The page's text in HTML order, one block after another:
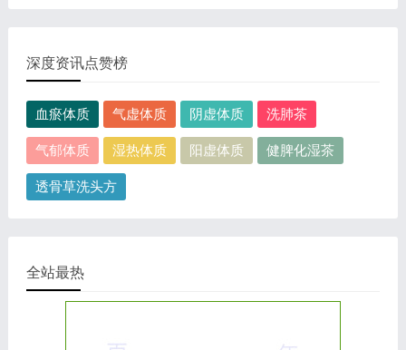
深度资讯点赞榜
血瘀体质 气虚体质 阴虚体质 洗肺茶
气郁体质 湿热体质 阳虚体质 健脾化湿茶
透骨草洗头方
全站最热